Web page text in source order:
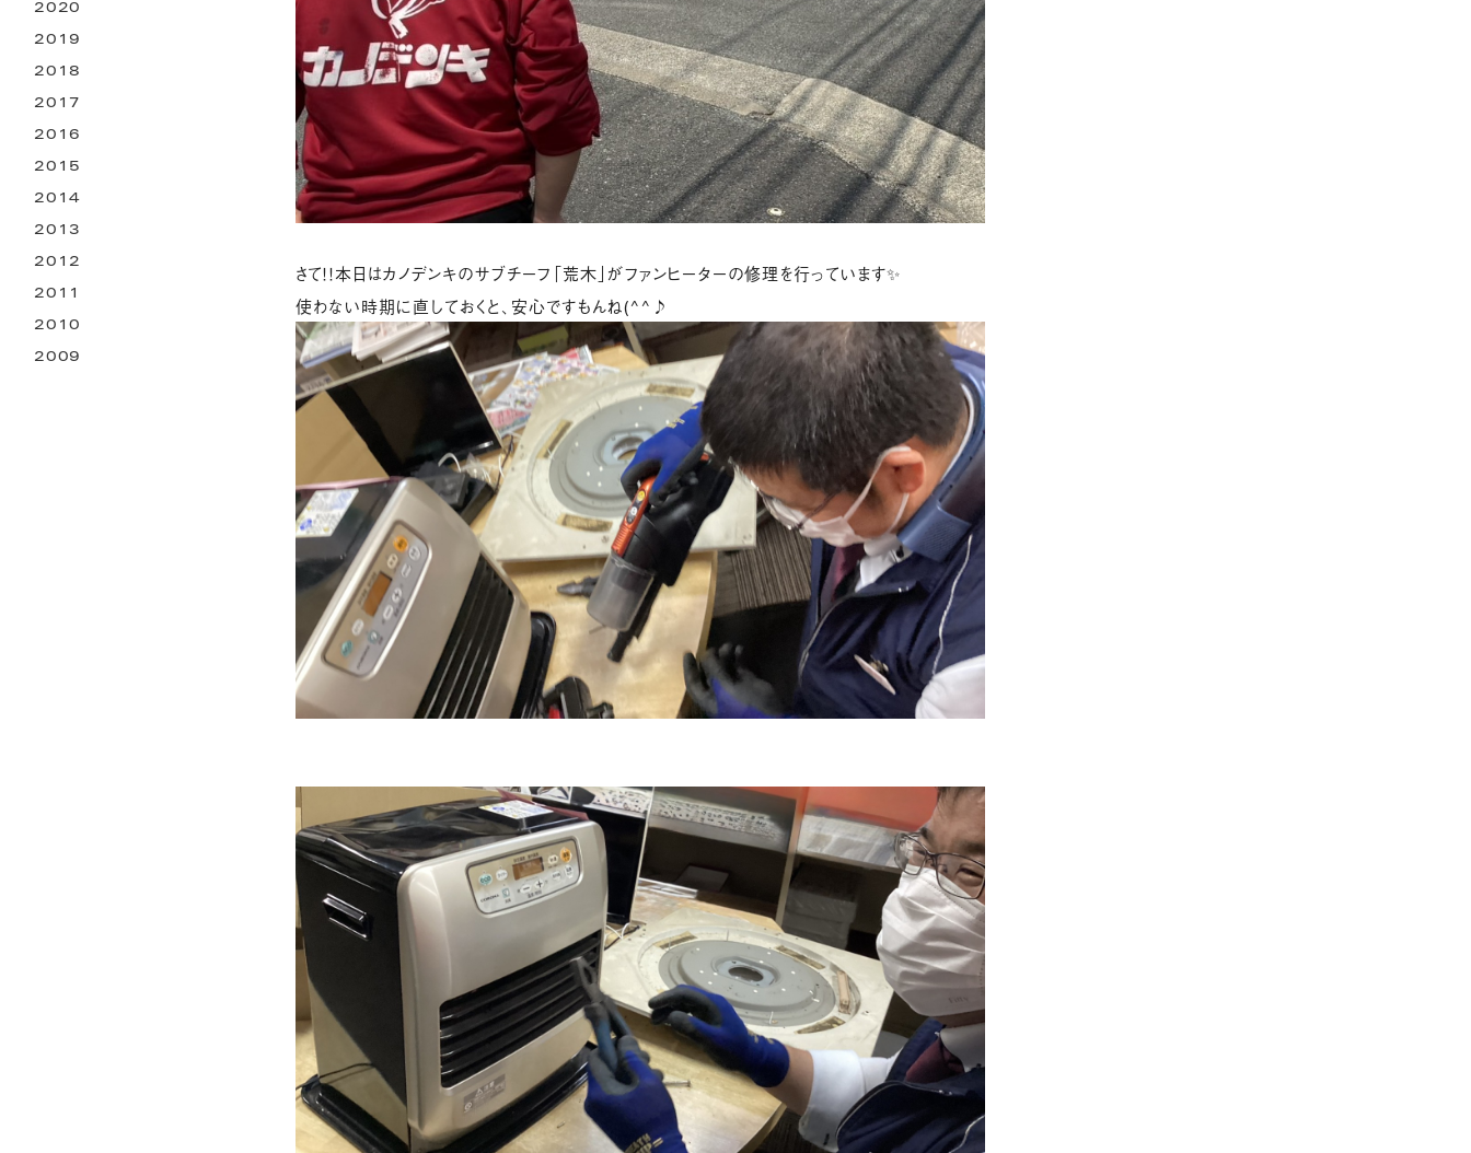
2020
2019
2018
2017
2016
2015
2014
2013
2012
2011
2010
2009
さて！！本日はカノデンキのサブチーフ「荒木」がファンヒーターの修理を行っています✨
使わない時期に直しておくと、安心ですもんね(^^♪